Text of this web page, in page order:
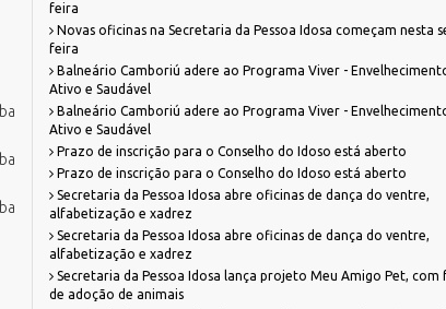
feira
Novas oficinas na Secretaria da Pessoa Idosa começam nesta
feira
Balneário Camboriú adere ao Programa Viver -
Ativo e Saudável
Balneário Camboriú adere ao Programa Viver -
Ativo e Saudável
Prazo de inscrição para o Conselho do Idoso está aberto
Prazo de inscrição para o Conselho do Idoso está aberto
Secretaria da Pessoa Idosa abre oficinas de dança do ventre,
alfabetização e xadrez
Secretaria da Pessoa Idosa abre oficinas de dança do ventre,
alfabetização e xadrez
Secretaria da Pessoa Idosa lança projeto Meu Amigo Pet, com
de adoção de animais